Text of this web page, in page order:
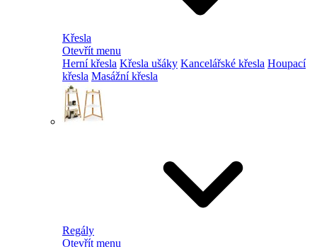
Křesla
Otevřít menu
Herní křesla Křesla ušáky Kancelářské křesla Houpací
křesla Masážní křesla
Regály
Otevřít menu